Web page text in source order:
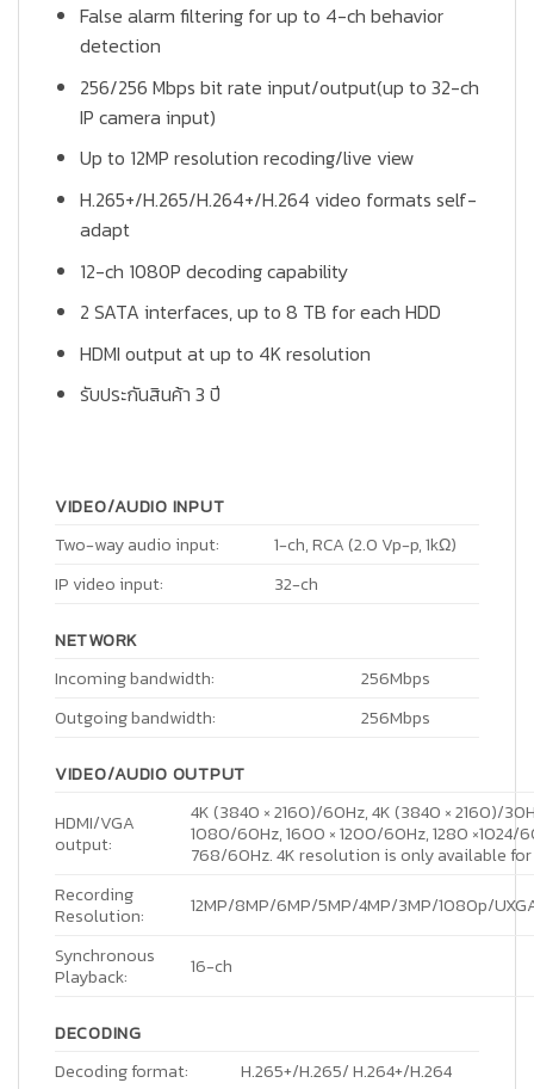
False alarm filtering for up to 4-ch behavior
detection
256/256 Mbps bit rate input/output(up to 32-ch
IP camera input)
Up to 12MP resolution recoding/live view
H.265+/H.265/H.264+/H.264 video formats self-
adapt
12-ch 1080P decoding capability
2 SATA interfaces, up to 8 TB for each HDD
HDMI output at up to 4K resolution
รับประกันสินค้า 3 ปี
VIDEO/AUDIO INPUT
Two-way audio input:
1-ch, RCA (2.0 Vp-p, 1kΩ)
IP video input:
32-ch
NETWORK
Incoming bandwidth:
256Mbps
Outgoing bandwidth:
256Mbps
VIDEO/AUDIO OUTPUT
HDMI/VGA
output:
4K (3840 × 2160)/60Hz, 4K (3840 × 2160)/
1080/60Hz, 1600 × 1200/60Hz, 1280 ×1024/
768/60Hz. 4K resolution is only available for
Recording
Resolution:
12MP/8MP/6MP/5MP/4MP/3MP/1080p/
Synchronous
Playback:
16-ch
DECODING
Decoding format:
H.265+/H.265/ H.264+/H.264